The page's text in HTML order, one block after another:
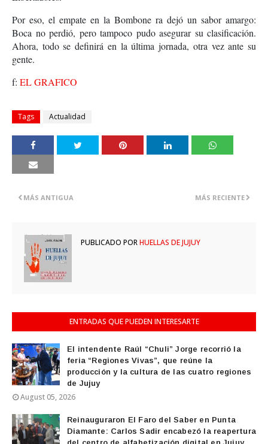
Por eso, el empate en la Bombone ra dejó un sabor amargo:
Boca no perdió, pero tampoco pudo asegurar su clasificación.
Ahora, todo se definirá en la última jornada, otra vez ante su
gente.
f: EL GRAFICO
Tags Actualidad
MÁS RECIENTE
MÁS ANTIGUA
PUBLICADO PORHUELLAS DE JUJUY
ENTRADAS QUE PUEDEN INTERESARTE
El intendente Raúl “Chuli” Jorge recorrió la
feria “Regiones Vivas”, que reúne la
producción y la cultura de las cuatro regiones
de Jujuy
August 05, 2026
Reinauguraron El Faro del Saber en Punta
Diamante: Carlos Sadir encabezó la reapertura